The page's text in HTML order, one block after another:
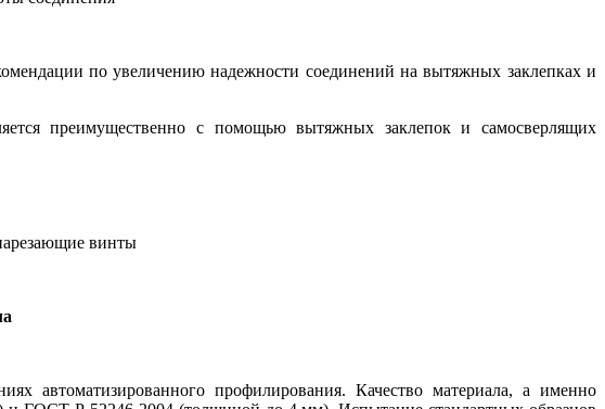
по увеличению надежности соединений на вытяжных заклепках и
преимущественно с помощью вытяжных заклепок и самосверлящих
винты
автоматизированного профилирования. Качество материала, а именно